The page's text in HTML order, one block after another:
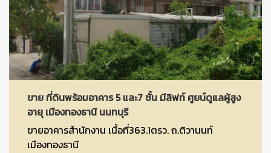
ขาย ที่ดินพร้อมอาคาร 5 และ7 ชั้น มีลิฟท์ ศูยน์ดูแลผู้สูง
อายุ เมืองทองธานี นนทบุรี
ขายอาคารสำนักงาน เนื้อที่363.1ตรว. ถ.ติวานนท์
เมืองทองธานี